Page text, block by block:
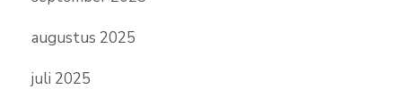
augustus 2025
juli 2025